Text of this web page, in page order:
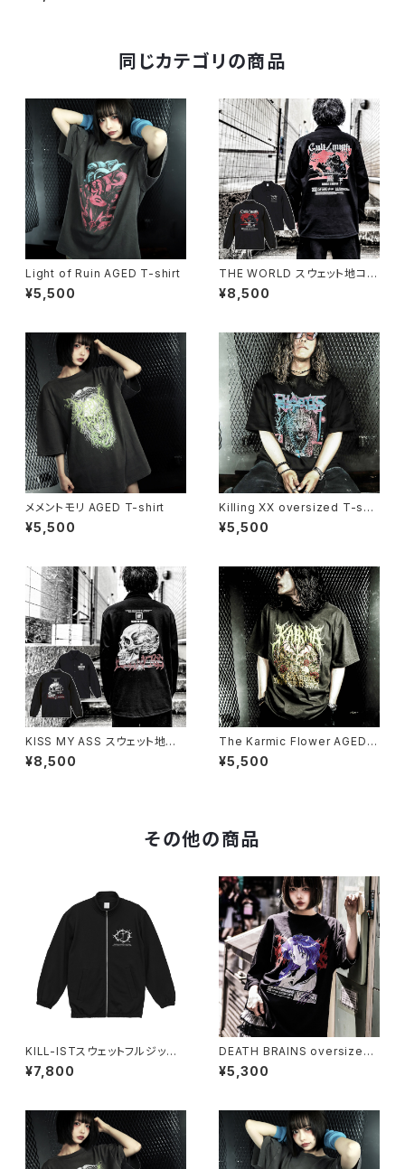
同じカテゴリの商品
Light of Ruin AGED T-shirt
¥5,500
THE WORLD スウェット地コー
チジャケット（公式サイト限定SP
OT ITEM）
¥8,500
メメントモリ AGED T-shirt
¥5,500
Killing XX oversized T-shir
t
¥5,500
KISS MY ASS スウェット地コ
ーチジャケット（公式サイト限定
SPOT ITEM）
¥8,500
The Karmic Flower AGED T
-shirt
¥5,500
その他の商品
KILL-ISTスウェットフルジップ
スタンドブルゾン（公式サイト限
定SPOT ITEM）
¥7,800
DEATH BRAINS oversized
T-shirt
¥5,300